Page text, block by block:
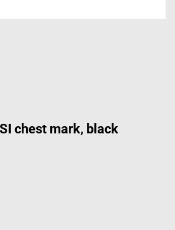
chest mark, black